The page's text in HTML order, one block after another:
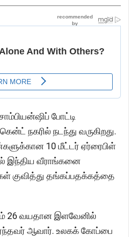
போட்டி
நகரில் நடந்து வருகிறது.
10 மீட்டர் ஏர்ரைபிள்
இந்திய வீராங்கனை
குவித்து தங்கப்பதக்கத்தை
26 வயதான இளவேனில்
ஆவார். உலகக் கோப்பை